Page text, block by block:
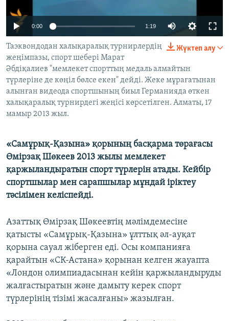
ЖАЗЫЛЫҢЫЗ
Басқа тілдерде
0:00 1:19
Жүктеп алу
Таэквондодан халықаралық турнирлердің
жеңімпазы, спорт шебері Марат
Әбдіқалиев "мемлекет спорттың медаль алмайтын
түрлеріне де көңіл бөлсе екен" дейді. Жеке мұрағатынан
алынған видеода спортшының биыл Германияда өткен
халықаралық турнирдегі жеңісі көрсетілген. Алматы, 17
мамыр 2013 жыл.
«Самұрық-Қазына» қорының басқарма төрағасы
Өмірзақ Шөкеев 2013 жылы мемлекет
қаржыландыратын спорт түрлерін атады. Кейбір
спортшылар мен сарапшылар мұндай іріктеу
тәсілімен келіспейді.
Азаттық Өмірзақ Шөкеевтің мәлімдемесіне
қатысты «Самұрық-Қазына» ұлттық әл-ауқат
қорына сауал жіберген еді. Осы компанияға
қарайтын «СК-Астана» қорынан келген жауапта
«Лондон олимпиадасынан кейін қаржыландыруды
жалғастыратын және дамыту керек спорт
түрлерінің тізімі жасалғаны» жазылған.